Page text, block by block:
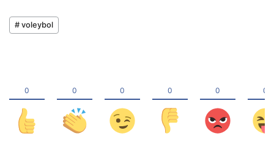
# voleybol